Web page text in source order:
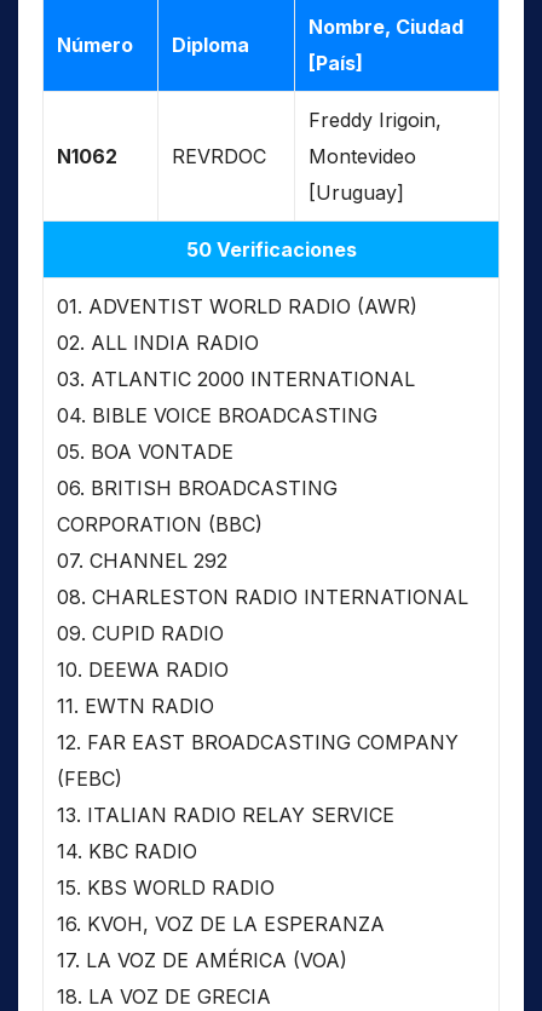
Número Diploma
Nombre, Ciudad
[País]
N1062 REVRDOC
Freddy Irigoin,
Montevideo
[Uruguay]
50 Verificaciones
01. ADVENTIST WORLD RADIO (AWR)
02. ALL INDIA RADIO
03. ATLANTIC 2000 INTERNATIONAL
04. BIBLE VOICE BROADCASTING
05. BOA VONTADE
06. BRITISH BROADCASTING
CORPORATION (BBC)
07. CHANNEL 292
08. CHARLESTON RADIO INTERNATIONAL
09. CUPID RADIO
10. DEEWA RADIO
11. EWTN RADIO
12. FAR EAST BROADCASTING COMPANY
(FEBC)
13. ITALIAN RADIO RELAY SERVICE
14. KBC RADIO
15. KBS WORLD RADIO
16. KVOH, VOZ DE LA ESPERANZA
17. LA VOZ DE AMÉRICA (VOA)
18. LA VOZ DE GRECIA